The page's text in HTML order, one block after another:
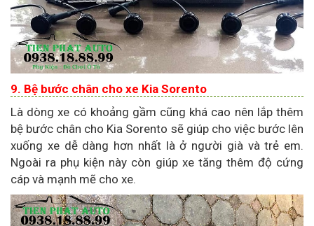
9. Bệ bước chân cho xe Kia Sorento
Là dòng xe có khoảng gầm cũng khá cao nên lắp thêm
bệ bước chân cho Kia Sorento sẽ giúp cho việc bước lên
xuống xe dễ dàng hơn nhất là ở người già và trẻ em.
Ngoài ra phụ kiện này còn giúp xe tăng thêm độ cứng
cáp và mạnh mẽ cho xe.